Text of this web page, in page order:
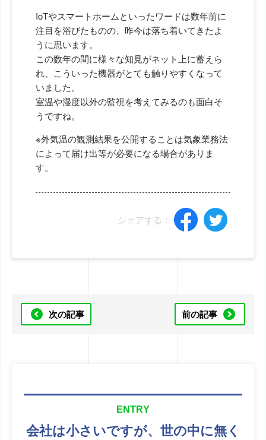
IoTやスマートホームといったワードは数年前に
注目を浴びたものの、昨今は落ち着いてきたよ
うに思います。
この数年の間に様々な知見がネット上に蓄えら
れ、こういった機器がとても触りやすくなって
いました。
室温や湿度以外の監視を考えてみるのも面白そ
うですね。
※外気温の観測結果を公開することは気象業務法
によって届け出等が必要になる場合がありま
す。
シェアする：
次の記事 前の記事
ENTRY
会社は小さいですが、 世の中に無く